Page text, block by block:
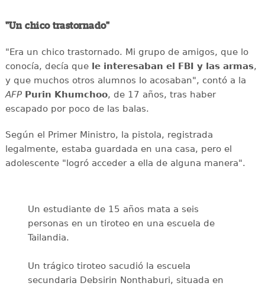
"Un chico trastornado"
"Era un chico trastornado. Mi grupo de amigos, que lo
conocía, decía que le interesaban el FBI y las armas,
y que muchos otros alumnos lo acosaban", contó a la
AFP Purin Khumchoo, de 17 años, tras haber
escapado por poco de las balas.
Según el Primer Ministro, la pistola, registrada
legalmente, estaba guardada en una casa, pero el
adolescente "logró acceder a ella de alguna manera".
Un estudiante de 15 años mata a seis
personas en un tiroteo en una escuela de
Tailandia.
Un trágico tiroteo sacudió la escuela
secundaria Debsirin Nonthaburi, situada en